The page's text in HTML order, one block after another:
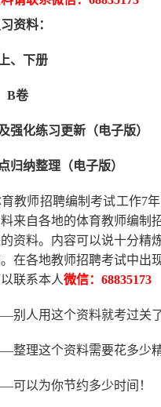
资料：
、下册
B卷
强化练习更新（电子版）
归纳整理（电子版）
教师招聘编制考试工作7
来自各地的体育教师编制
资料。内容可以说十分精
在各地教师招聘考试中出
联系本人微信： 68835173
别人用这个资料就考过关了
整理这个资料需要花多少
可以为你节约多少时间！